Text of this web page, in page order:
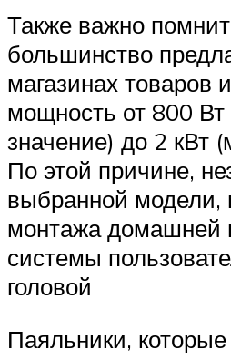
Также важно
большинство
магазинах товаров
мощность от 800
значение) до 2 кВт
По этой причине,
выбранной
монтажа домашней
системы
головой
Паяльники,